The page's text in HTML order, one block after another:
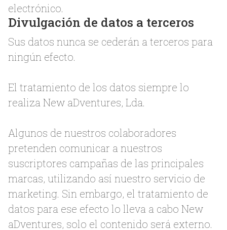
electrónico.
Divulgación de datos a terceros
Sus datos nunca se cederán a terceros para
ningún efecto.
El tratamiento de los datos siempre lo
realiza New aDventures, Lda.
Algunos de nuestros colaboradores
pretenden comunicar a nuestros
suscriptores campañas de las principales
marcas, utilizando así nuestro servicio de
marketing. Sin embargo, el tratamiento de
datos para ese efecto lo lleva a cabo New
aDventures, solo el contenido será externo.